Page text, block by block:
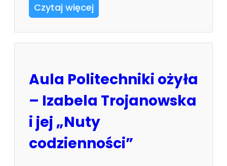
Czytaj więcej
Aula Politechniki ożyła
– Izabela Trojanowska
i jej „Nuty
codzienności”